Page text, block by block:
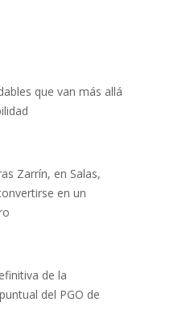
que van más allá
Zarrín, en Salas,
en un
de la
del PGO de